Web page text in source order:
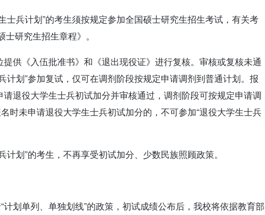
士兵计划”的考生须按规定参加全国硕士研究生招生考试，有关考
研究生招生章程》。
提供《入伍批准书》和《退出现役证》进行复核。审核或复核未通
计划”参加复试，仅可在调剂阶段按规定申请调剂到普通计划。报
退役大学生士兵初试加分并审核通过，调剂阶段可按规定申请调
时未申请退役大学生士兵初试加分的，不可参加“退役大学生士兵
计划”的考生，不再享受初试加分、少数民族照顾政策。
计划单列、单独划线”的政策，初试成绩公布后，我校将依据教育部